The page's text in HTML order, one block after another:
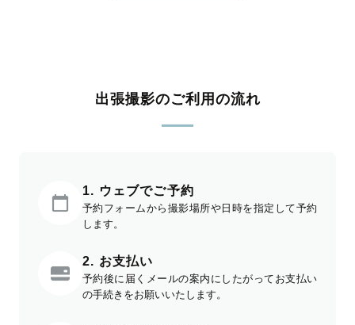
出張撮影のご利用の流れ
1. ウェブでご予約
予約フォームから撮影場所や日時を指定して予約
します。
2. お支払い
予約後に届くメールの案内にしたがってお支払い
の手続きをお願いいたします。